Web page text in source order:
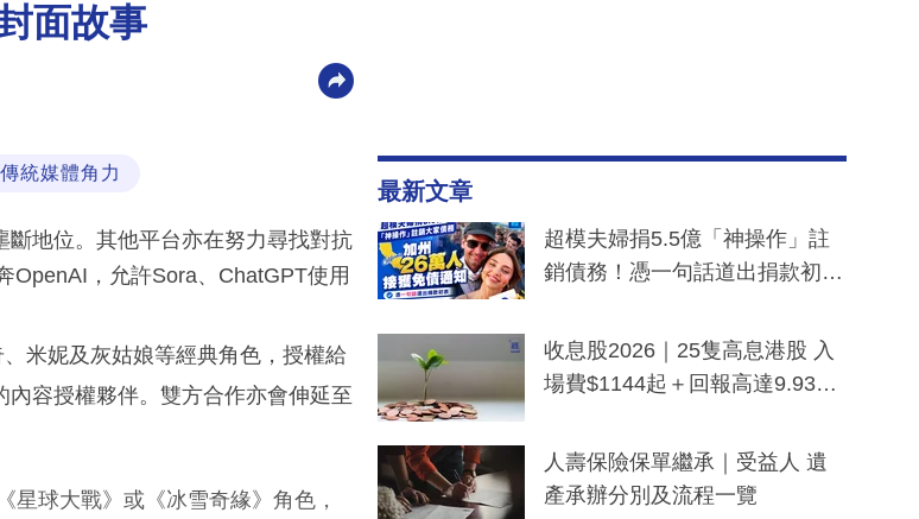
面故事
統媒體角力
地位。其他平台亦在努力尋找對抗
OpenAI，允許Sora、ChatGPT使用
米妮及灰姑娘等經典角色，授權給
容授權夥伴。雙方合作亦會伸延至
球大戰》或《冰雪奇緣》角色，
最新文章
超模夫婦捐5.5億「神操作」註
銷債務！憑一句話道出捐款初
一度被誤當詐騙手段
收息股2026｜25隻高息港股 入
場費$1144起＋回報高達9.93
人壽保險保單繼承｜受益人 遺
產承辦分別及流程一覽